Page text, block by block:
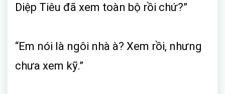
Diệp Tiêu đã xem toàn bộ rồi chứ?”
“Em nói là ngôi nhà à? Xem rồi, nhưng
chưa xem kỹ.”